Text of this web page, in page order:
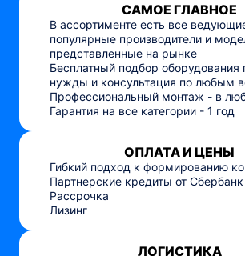
САМОЕ ГЛАВНОЕ
В ассортименте есть все
популярные производители и
представленные на рынке
Бесплатный подбор оборудования
нужды и консультация по любым
Профессиональный монтаж - в
Гарантия на все категории - 1 год
ОПЛАТА И ЦЕНЫ
Гибкий подход к формированию
Партнерские кредиты от
Рассрочка
Лизинг
ЛОГИСТИКА